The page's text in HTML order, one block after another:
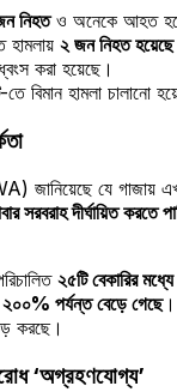
নিহতও অনেকে আহত
২ জন নিহত হয়েছে
করা হয়েছে।
-তে বিমান হামলা চালানো
জানিয়েছে যে গাজায়
সরবরাহ দীর্ঘায়িত
২৫টি বেকারির
২০০% পর্যন্ত বেড়ে গেছে।
করছে।
‘অগ্রহণযোগ্য’